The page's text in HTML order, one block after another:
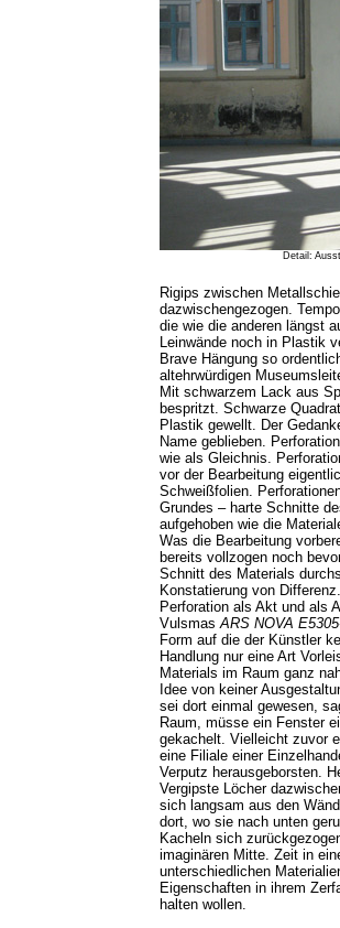
Detail:
Rigips zwischen
dazwischengezogen.
die wie die anderen längst
Leinwände noch in Plastik
Brave Hängung so
altehrwürdigen
Mit schwarzem Lack aus
bespritzt. Schwarze
Plastik gewellt. Der
Name geblieben.
wie als Gleichnis.
vor der Bearbeitung
Schweißfolien.
Grundes – harte Schnitte
aufgehoben wie die
Was die Bearbeitung
bereits vollzogen noch
Schnitt des Materials
Konstatierung von
Perforation als Akt und als
VulsmasARS NOVA
Form auf die der Künstler
Handlung nur eine Art
Materials im Raum ganz
Idee von keiner
sei dort einmal gewesen,
Raum, müsse ein Fenster
gekachelt. Vielleicht zuvor
eine Filiale einer
Verputz herausgeborsten.
Vergipste Löcher
sich langsam aus den
dort, wo sie nach unten
Kacheln sich
imaginären Mitte. Zeit in
unterschiedlichen
Eigenschaften in ihrem
halten wollen.